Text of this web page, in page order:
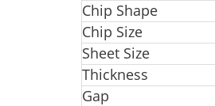
Chip Shape
Chip Size
Sheet Size
Thickness
Gap